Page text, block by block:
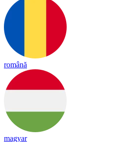
română
magyar